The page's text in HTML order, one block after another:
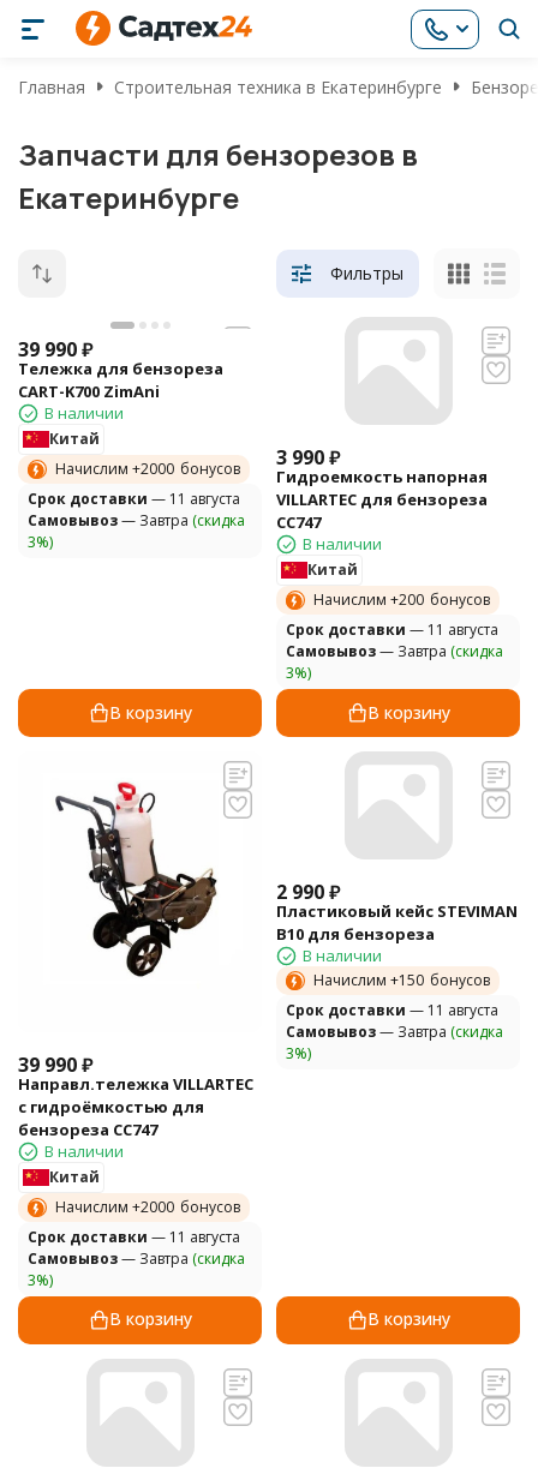
Главная Строительная техника в Екатеринбурге
Запчасти для бензорезов в
Екатеринбурге
Фильтры
39 990₽
Тележка для бензореза
CART-K700 ZimAni
В наличии
Китай
Начислим +2000 бонусов
Cрок доставки — 11 августа
Самовывоз— Завтра (скидка
3%)
В корзину
3 990₽
Гидроемкость напорная
VILLARTEC для бензореза
CC747
В наличии
Китай
Начислим +200 бонусов
Cрок доставки — 11 августа
Самовывоз— Завтра (скидка
3%)
В корзину
39 990₽
Направл.тележка VILLARTEC
с гидроёмкостью для
бензореза CC747
В наличии
Китай
Начислим +2000 бонусов
Cрок доставки — 11 августа
Самовывоз— Завтра (скидка
3%)
В корзину
2 990₽
Пластиковый кейс STEVIMAN
B10 для бензореза
В наличии
Начислим +150 бонусов
Cрок доставки — 11 августа
Самовывоз— Завтра (скидка
3%)
В корзину